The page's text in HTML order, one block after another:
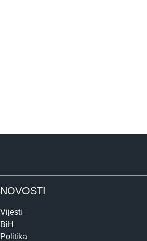
NOVOSTI
Vijesti
BiH
Politika